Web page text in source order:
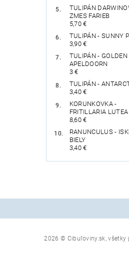
TULIPÁN
ZMES FARIEB
5,70 €
TULIPÁN - SUNNY
3,90 €
TULIPÁN - GOLDEN
APELDOORN
3 €
TULIPÁN -
3,40 €
KORUNKOVKA -
FRITILLARIA LUTEA
8,60 €
RANUNCULUS -
BIELY
3,40 €
2026 © Cibuľoviny.sk, všetky